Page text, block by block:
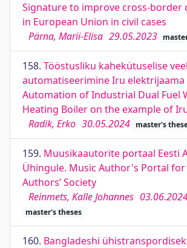
Signature to improve cross-border
in European Union in civil cases
Pärna, Marii-Elisa 29.05.2023
158. Tööstusliku kahekütuselise
automatiseerimine Iru elektrijaama
Automation of Industrial Dual Fuel
Heating Boiler on the example of
Radik, Erko 30.05.2024 master's
159. Muusikaautorite portaal Eesti
Ühingule. Music Author's Portal for
Authors’ Society
Reinmets, Kalle Johannes
master's theses
160. Bangladeshi